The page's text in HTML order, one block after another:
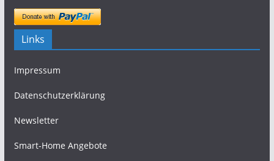
Links
Impressum
Datenschutzerklärung
Newsletter
Smart-Home Angebote